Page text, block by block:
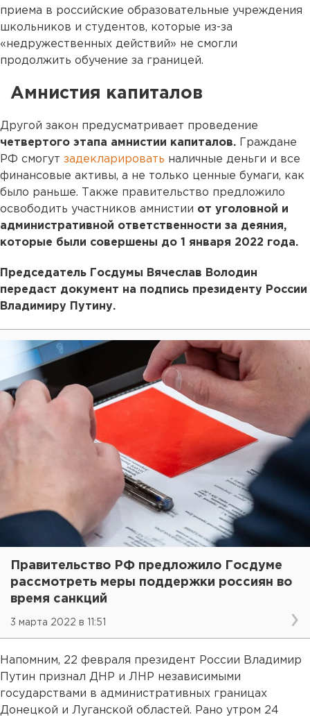
приема в российские образовательные учреждения
школьников и студентов, которые из-за
«недружественных действий» не смогли
продолжить обучение за границей.
Амнистия капиталов
Другой закон предусматривает проведение
четвертого этапа амнистии капиталов. Граждане
РФ смогут задекларировать наличные деньги и все
финансовые активы, а не только ценные бумаги, как
было раньше. Также правительство предложило
освободить участников амнистии от уголовной и
административной ответственности за деяния,
которые были совершены до 1 января 2022 года.
Председатель Госдумы Вячеслав Володин
передаст документ на подпись президенту России
Владимиру Путину.
Правительство РФ предложило Госдуме
рассмотреть меры поддержки россиян во
время санкций
3 марта 2022 в 11:51
Напомним, 22 февраля президент России Владимир
Путин признал ДНР и ЛНР независимыми
государствами в административных границах
Донецкой и Луганской областей. Рано утром 24